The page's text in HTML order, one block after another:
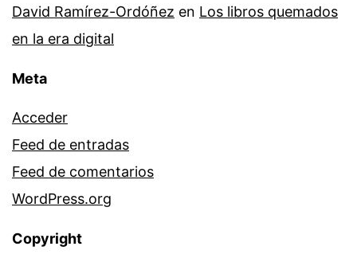
David Ramírez-Ordóñez en Los libros quemados
en la era digital
Meta
Acceder
Feed de entradas
Feed de comentarios
WordPress.org
Copyright